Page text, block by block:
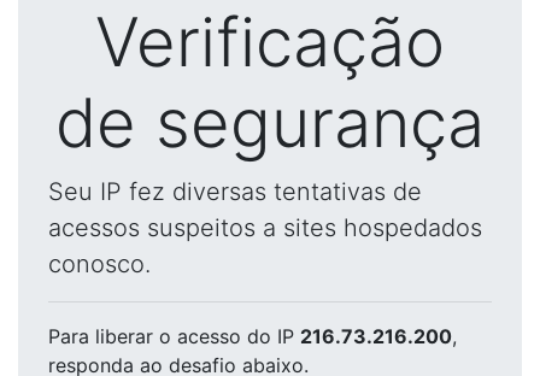
Verificação
de segurança
Seu IP fez diversas tentativas de
acessos suspeitos a sites hospedados
conosco.
Para liberar o acesso do IP 216.73.216.200,
responda ao desafio abaixo.